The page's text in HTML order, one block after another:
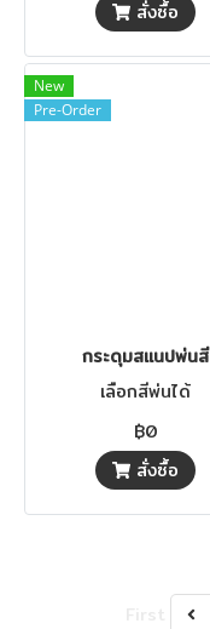
สั่งซื้อ
New
Pre-Order
กระดุมสแนปพ่นสี
เลือกสีพ่นได้
฿0
สั่งซื้อ